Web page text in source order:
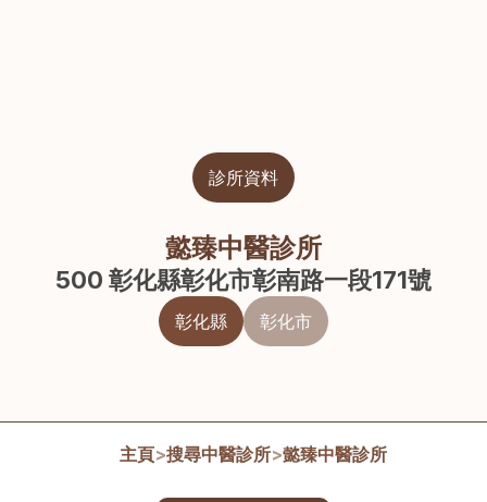
診所資料
懿臻中醫診所
500 彰化縣彰化市彰南路一段171號
彰化縣 彰化市
主頁>搜尋中醫診所>懿臻中醫診所